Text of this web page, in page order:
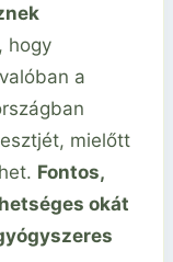
, hogy
a
mielőtt
Fontos,
okát